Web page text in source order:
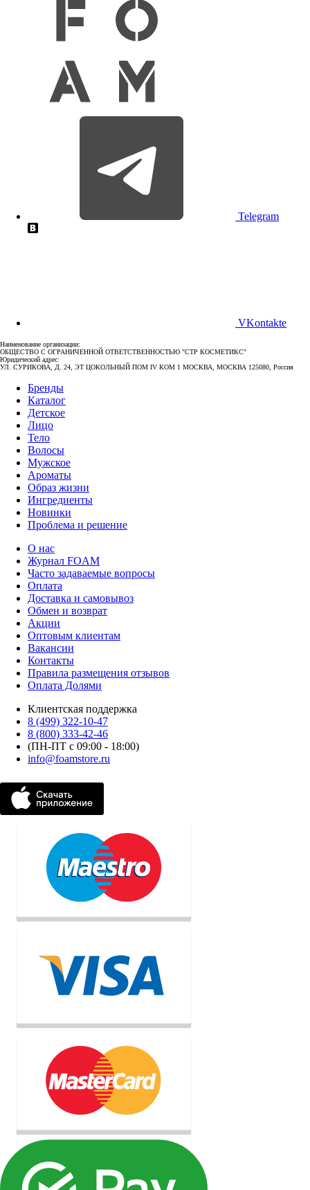
Telegram
VKontakte
Наименование организации:
ОБЩЕСТВО С ОГРАНИЧЕННОЙ ОТВЕТСТВЕННОСТЬЮ "СТР КОСМЕТИКС"
Юридический адрес:
УЛ. СУРИКОВА, Д. 24, ЭТ ЦОКОЛЬНЫЙ ПОМ IV КОМ 1 МОСКВА, МОСКВА 125080, Россия
Бренды
Каталог
Детское
Лицо
Тело
Волосы
Мужское
Ароматы
Образ жизни
Ингредиенты
Новинки
Проблема и решение
О нас
Журнал FOAM
Часто задаваемые вопросы
Оплата
Доставка и самовывоз
Обмен и возврат
Акции
Оптовым клиентам
Вакансии
Контакты
Правила размещения отзывов
Оплата Долями
Клиентская поддержка
8 (499) 322-10-47
8 (800) 333-42-46
(ПН-ПТ с 09:00 - 18:00)
info@foamstore.ru